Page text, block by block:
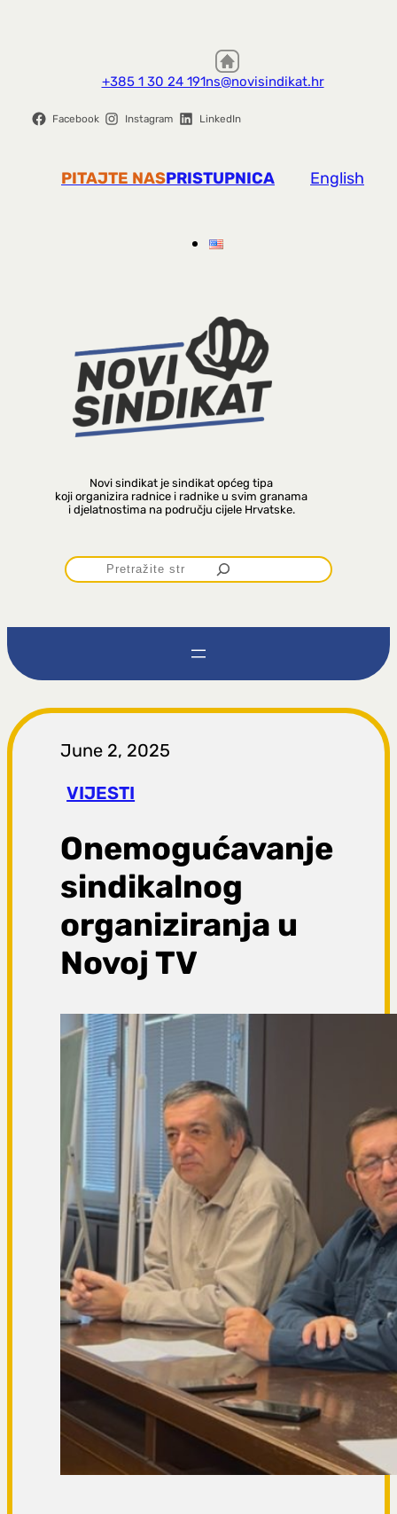
+385 1 30 24 191ns@novisindikat.hr
Facebook Instagram LinkedIn
PITAJTE NASPRISTUPNICA English
Novi sindikat je sindikat općeg tipa
koji organizira radnice i radnike u svim granama
i djelatnostima na području cijele Hrvatske.
P
r
t
r
a
g
a
June 2, 2025
VIJESTI
Onemogućavanje
sindikalnog
organiziranja u
Novoj TV